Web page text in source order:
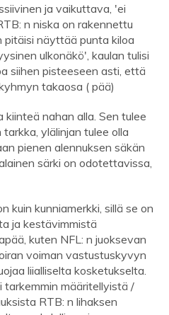
ja vaikuttava, 'ei
n niska on rakennettu
pitäisi näyttää punta kiloa
ulkonäkö', kaulan tulisi
siihen pisteeseen asti, että
takaosa ( pää)
kiinteä nahan alla. Sen tulee
ylälinjan tulee olla
pienen alennuksen säkän
särki on odotettavissa,
kuin kunniamerkki, sillä se on
ja kestävimmistä
kuten NFL: n juoksevan
voiman vastustuskyvyn
liialliselta kosketukselta.
tarkemmin määritellyistä /
RTB: n lihaksen